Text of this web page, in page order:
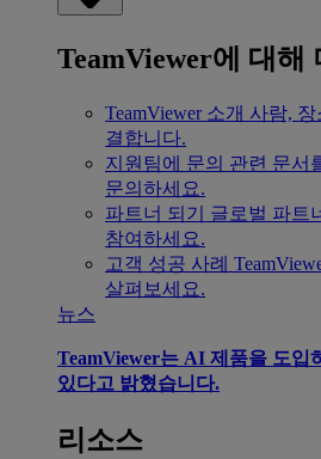
TeamViewer에 대해
TeamViewer 소개 사람, 장
결합니다.
지원팀에 문의 관련 문서
문의하세요.
파트너 되기
글로벌 파트
참여하세요.
고객 성공 사례
살펴보세요.
뉴스
TeamViewer는 AI 제품을 도입
있다고 밝혔습니다.
리소스